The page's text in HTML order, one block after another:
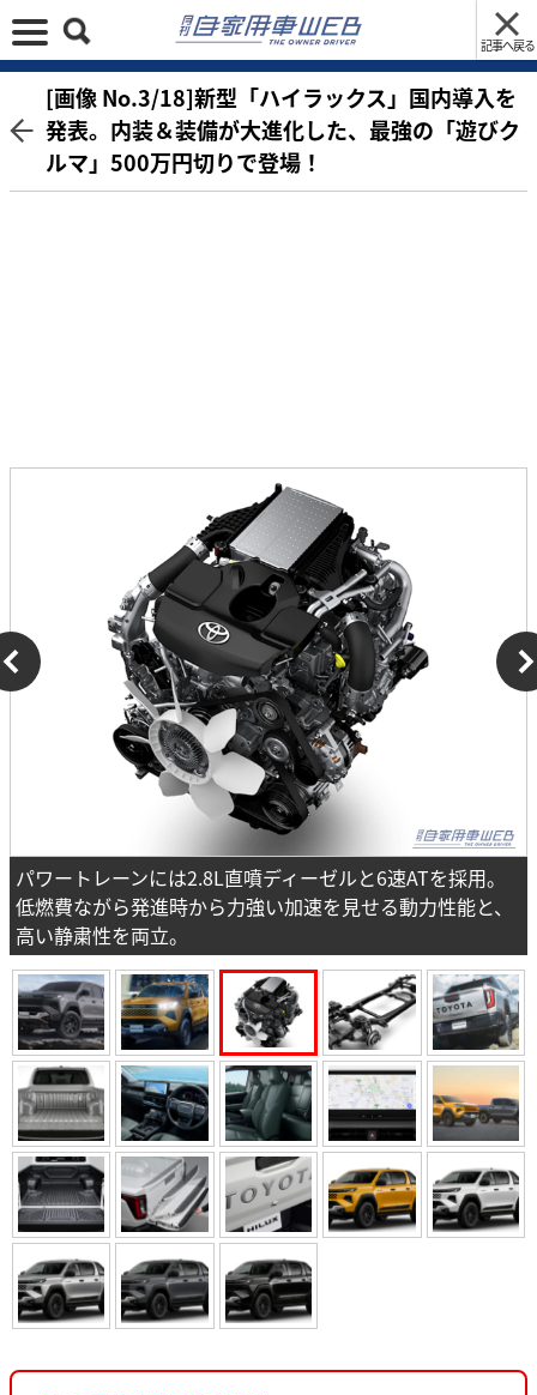
記事へ戻る
[画像 No.3/18]新型「ハイラックス」国内導入を
発表。内装＆装備が大進化した、最強の「遊びク
ルマ」500万円切りで登場！
パワートレーンには2.8L直噴ディーゼルと6速ATを採用。
低燃費ながら発進時から力強い加速を見せる動力性能と、
高い静粛性を両立。